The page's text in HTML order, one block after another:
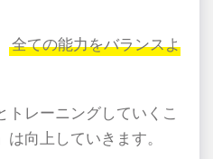
全ての能力をバランスよ
トレーニングしていくこ
向上していきます。